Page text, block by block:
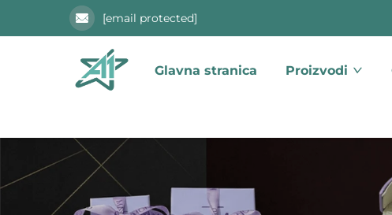
[email protected]
Glavna stranica Proizvodi